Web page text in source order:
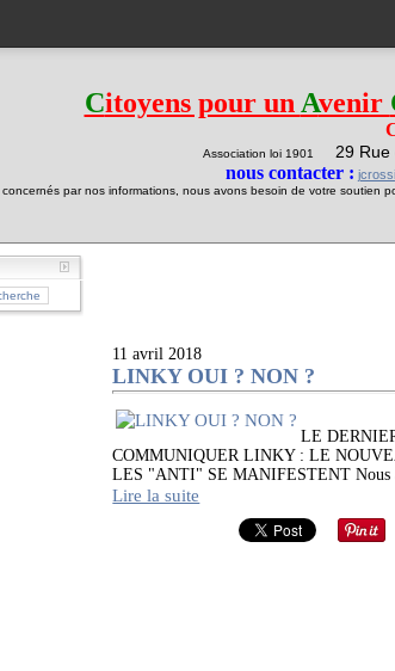
Citoyens pour un Avenir
Association loi 1901 29 Rue
nous contacter :
concernés par nos informations, nous avons besoin de votre soutien
11 avril 2018
LINKY OUI ? NON ?
LE
COMMUNIQUER LINKY : LE
LES "ANTI" SE MANIFESTENT Nous
Lire la suite